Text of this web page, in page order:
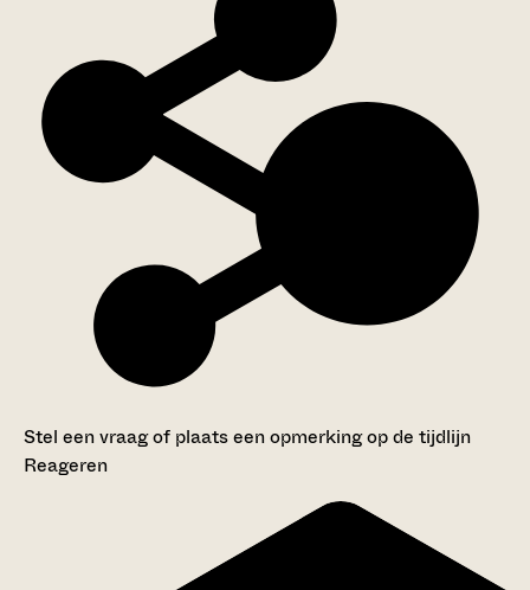
Stel een vraag of plaats een opmerking op de tijdlijn
Reageren